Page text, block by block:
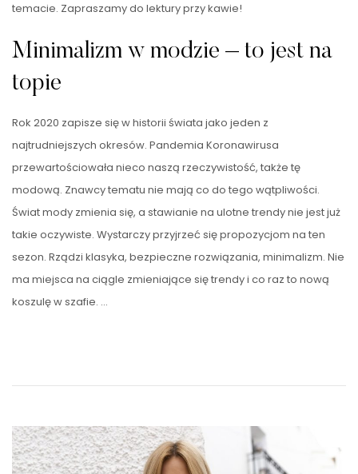
temacie. Zapraszamy do lektury przy kawie!
Minimalizm w modzie – to jest na
topie
Rok 2020 zapisze się w historii świata jako jeden z
najtrudniejszych okresów. Pandemia Koronawirusa
przewartościowała nieco naszą rzeczywistość, także tę
modową. Znawcy tematu nie mają co do tego wątpliwości.
Świat mody zmienia się, a stawianie na ulotne trendy nie jest już
takie oczywiste. Wystarczy przyjrzeć się propozycjom na ten
sezon. Rządzi klasyka, bezpieczne rozwiązania, minimalizm. Nie
ma miejsca na ciągle zmieniające się trendy i co raz to nową
koszulę w szafie. …